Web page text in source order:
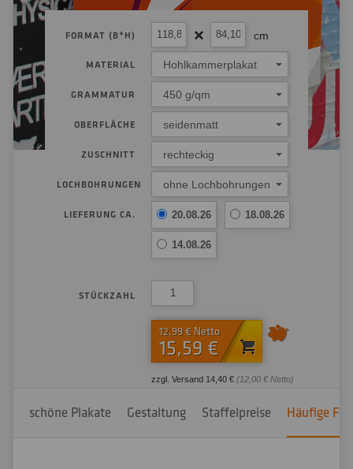
FORMAT (B*H) cm
MATERIAL Hohlkammerplakat
GRAMMATUR 450 g/qm
OBERFLÄCHE seidenmatt
ZUSCHNITT rechteckig
LOCHBOHRUNGEN ohne Lochbohrungen
LIEFERUNG CA. 20.08.26 18.08.26
14.08.26
STÜCKZAHL
12,99 € Netto
15,59 €
zzgl. Versand 14,40 € (12,00 € Netto)
schöne Plakate Gestaltung Staffelpreise Häufige